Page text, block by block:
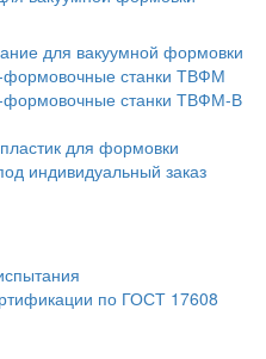
для вакуумной формовки
формовочные станки ТВФМ
формовочные станки ТВФМ-В
для формовки
индивидуальный заказ
по ГОСТ 17608